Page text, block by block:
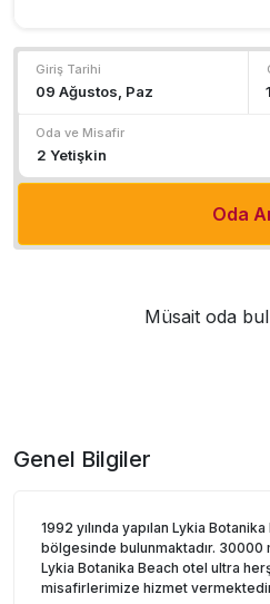
Giriş Tarihi
Oda ve Misafir
Oda
Müsait oda
Genel Bilgiler
1992 yılında yapılan Lykia
bölgesinde bulunmaktadır. 30000
Lykia Botanika Beach otel ultra
misafirlerimize hizmet